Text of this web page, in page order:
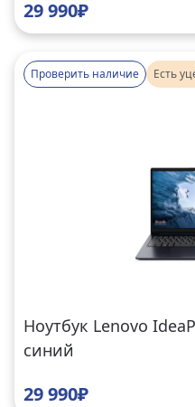
29 990₽
Проверить наличие Есть
Ноутбук Lenovo
синий
29 990₽